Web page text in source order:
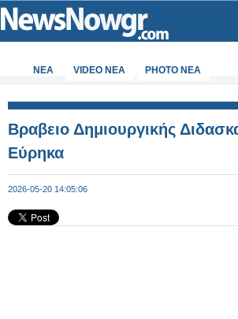
ΝΕΑ VIDEO NEA PHOTO NEA
Βραβειο Δημιουργικής
Εύρηκα
2026-05-20 14:05:06